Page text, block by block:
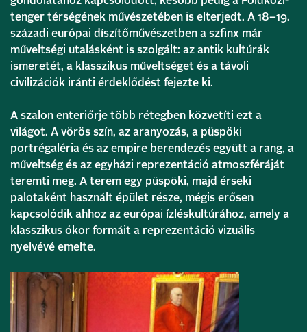
tenger térségének művészetében is elterjedt. A 18–19.
századi európai díszítőművészetben a szfinx már
műveltségi utalásként is szolgált: az antik kultúrák
ismeretét, a klasszikus műveltséget és a távoli
civilizációk iránti érdeklődést fejezte ki.
A szalon enteriőrje több rétegben közvetíti ezt a
világot. A vörös szín, az aranyozás, a püspöki
portrégaléria és az empire berendezés együtt a rang, a
műveltség és az egyházi reprezentáció atmoszféráját
teremti meg. A terem egy püspöki, majd érseki
palotaként használt épület része, mégis erősen
kapcsolódik ahhoz az európai ízléskultúrához, amely a
klasszikus ókor formáit a reprezentáció vizuális
nyelvévé emelte.